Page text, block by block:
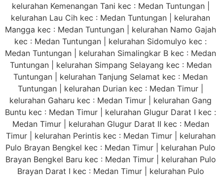
kelurahan Kemenangan Tani kec : Medan Tuntungan |
kelurahan Lau Cih kec : Medan Tuntungan | kelurahan
Mangga kec : Medan Tuntungan | kelurahan Namo Gajah
kec : Medan Tuntungan | kelurahan Sidomulyo kec :
Medan Tuntungan | kelurahan Simalingkar B kec : Medan
Tuntungan | kelurahan Simpang Selayang kec : Medan
Tuntungan | kelurahan Tanjung Selamat kec : Medan
Tuntungan | kelurahan Durian kec : Medan Timur |
kelurahan Gaharu kec : Medan Timur | kelurahan Gang
Buntu kec : Medan Timur | kelurahan Glugur Darat I kec :
Medan Timur | kelurahan Glugur Darat II kec : Medan
Timur | kelurahan Perintis kec : Medan Timur | kelurahan
Pulo Brayan Bengkel kec : Medan Timur | kelurahan Pulo
Brayan Bengkel Baru kec : Medan Timur | kelurahan Pulo
Brayan Darat I kec : Medan Timur | kelurahan Pulo